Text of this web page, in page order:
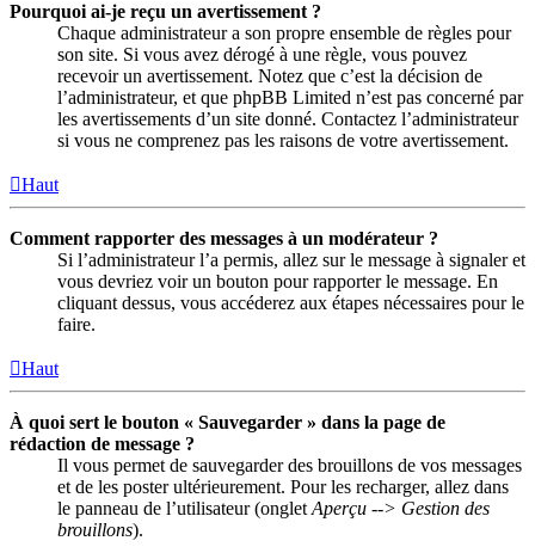
Pourquoi ai-je reçu un avertissement ?
Chaque administrateur a son propre ensemble de règles pour
son site. Si vous avez dérogé à une règle, vous pouvez
recevoir un avertissement. Notez que c’est la décision de
l’administrateur, et que phpBB Limited n’est pas concerné par
les avertissements d’un site donné. Contactez l’administrateur
si vous ne comprenez pas les raisons de votre avertissement.
Haut
Comment rapporter des messages à un modérateur ?
Si l’administrateur l’a permis, allez sur le message à signaler et
vous devriez voir un bouton pour rapporter le message. En
cliquant dessus, vous accéderez aux étapes nécessaires pour le
faire.
Haut
À quoi sert le bouton « Sauvegarder » dans la page de
rédaction de message ?
Il vous permet de sauvegarder des brouillons de vos messages
et de les poster ultérieurement. Pour les recharger, allez dans
le panneau de l’utilisateur (onglet Aperçu --> Gestion des
brouillons).